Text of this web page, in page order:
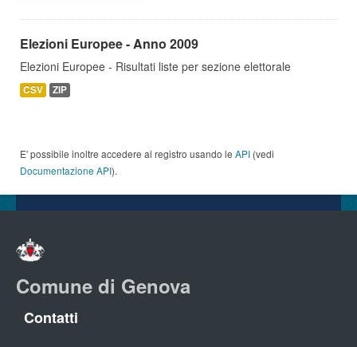
Elezioni Europee - Anno 2009
Elezioni Europee - Risultati liste per sezione elettorale
CSV ZIP
E' possibile inoltre accedere al registro usando le API (vedi
Documentazione API).
Comune di Genova
Contatti